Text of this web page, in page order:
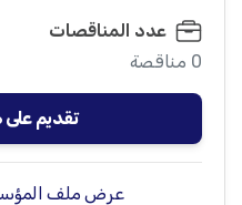
عدد المناقصات
0 مناقصة
تقديم
عرض ملف